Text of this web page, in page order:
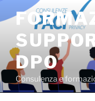
contenuto
DPO
Consulenza e